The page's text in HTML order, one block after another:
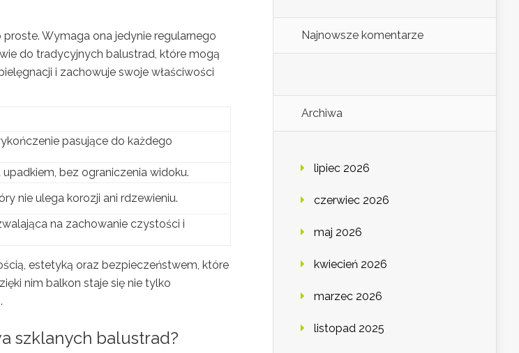
Wymaga ona jedynie regularnego
do tradycyjnych balustrad, które mogą
i zachowuje swoje właściwości
pasujące do każdego
bez ograniczenia widoku.
nie ulega korozji ani rdzewieniu.
na zachowanie czystości i
estetyką oraz bezpieczeństwem, które
nim balkon staje się nie tylko
szklanych balustrad?
Najnowsze komentarze
Archiwa
lipiec 2026
czerwiec 2026
maj 2026
kwiecień 2026
marzec 2026
listopad 2025